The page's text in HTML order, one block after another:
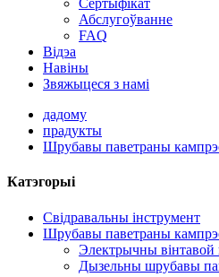
Сертыфікат
Абслугоўванне
FAQ
Відэа
Навіны
Звяжыцеся з намі
дадому
прадукты
Шрубавы паветраны
Катэгорыі
Свідравальны інструмент
Шрубавы паветраны
Электрычны вінтавой
Дызельны шрубавы